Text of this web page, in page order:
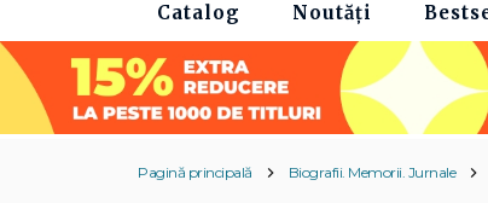
Catalog Noutăți
Pagină principală Biografii. Memorii. Jurnale